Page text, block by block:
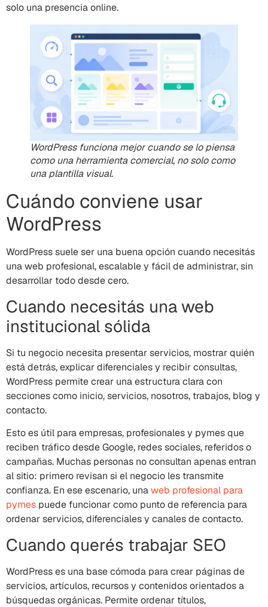
solo una presencia online.
WordPress funciona mejor cuando se lo piensa
como una herramienta comercial, no solo como
una plantilla visual.
Cuándo conviene usar
WordPress
WordPress suele ser una buena opción cuando necesitás
una web profesional, escalable y fácil de administrar, sin
desarrollar todo desde cero.
Cuando necesitás una web
institucional sólida
Si tu negocio necesita presentar servicios, mostrar quién
está detrás, explicar diferenciales y recibir consultas,
WordPress permite crear una estructura clara con
secciones como inicio, servicios, nosotros, trabajos, blog y
contacto.
Esto es útil para empresas, profesionales y pymes que
reciben tráfico desde Google, redes sociales, referidos o
campañas. Muchas personas no consultan apenas entran
al sitio: primero revisan si el negocio les transmite
confianza. En ese escenario, unaweb profesional para
pymes puede funcionar como punto de referencia para
ordenar servicios, diferenciales y canales de contacto.
Cuando querés trabajar SEO
WordPress es una base cómoda para crear páginas de
servicios, artículos, recursos y contenidos orientados a
búsquedas orgánicas. Permite ordenar títulos,